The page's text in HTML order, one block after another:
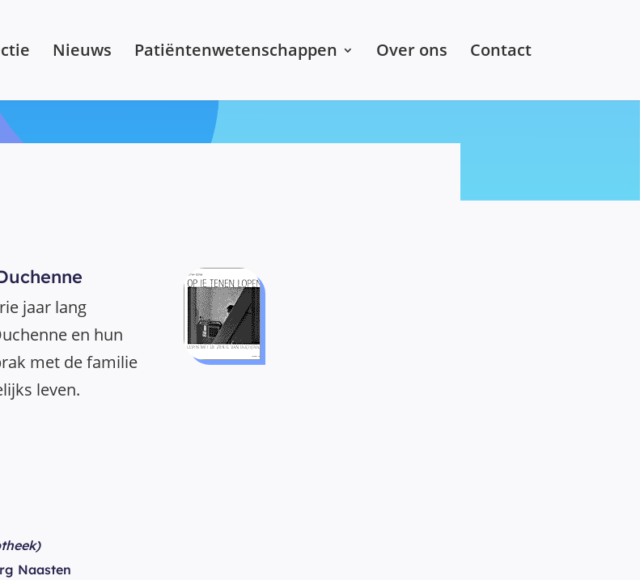
Nieuws Patiëntenwetenschappen Over ons Contact
jaar lang
en hun
met de familie
leven.
Naasten